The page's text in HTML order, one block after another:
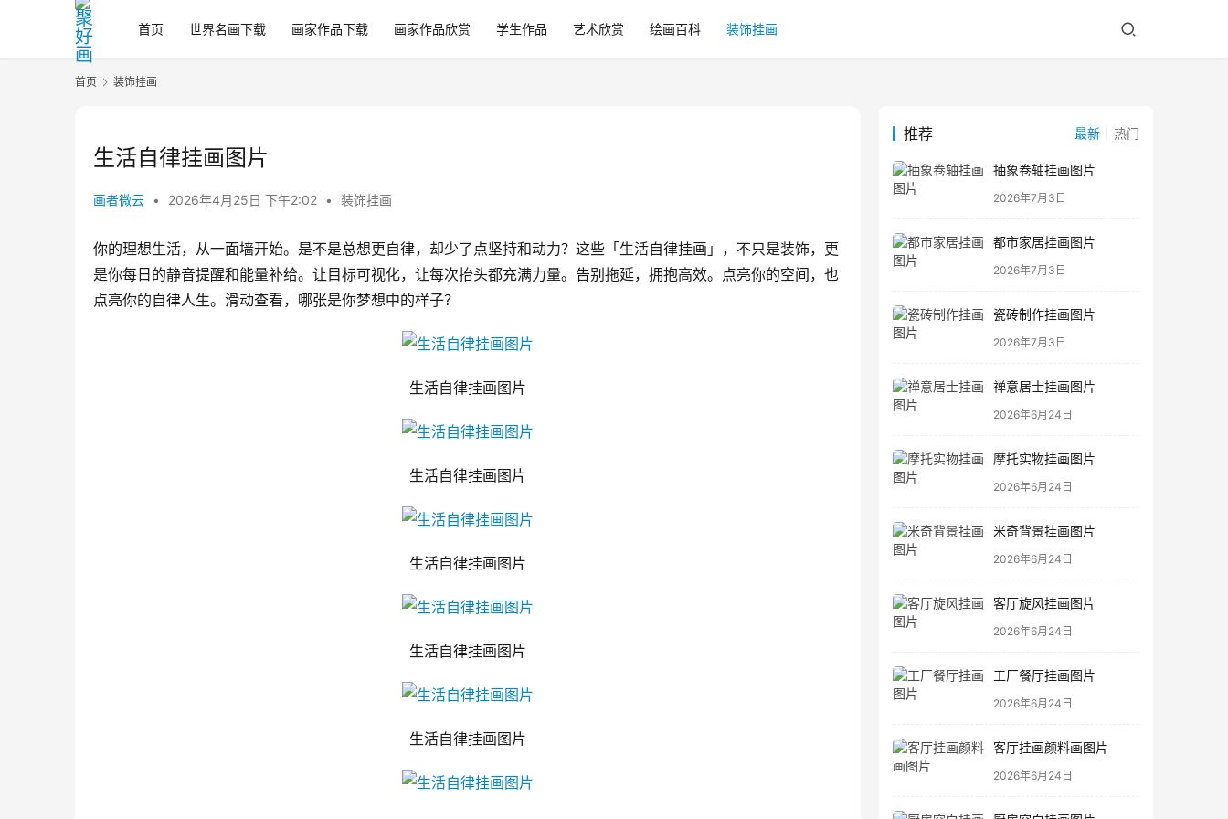
首页 世界名画下载 画家作品下载 画家作品欣赏 学生作品 艺术欣赏 绘画百科 装饰挂画
首页 装饰挂画
生活自律挂画图片
画者微云 • 2026年4月25日 下午2:02 • 装饰挂画
你的理想生活，从一面墙开始。是不是总想更自律，却少了点坚持和动力？这些「生活自律挂画」，不只是装饰，更
是你每日的静音提醒和能量补给。让目标可视化，让每次抬头都充满力量。告别拖延，拥抱高效。点亮你的空间，也
点亮你的自律人生。滑动查看，哪张是你梦想中的样子？
生活自律挂画图片
生活自律挂画图片
生活自律挂画图片
生活自律挂画图片
生活自律挂画图片
推荐 最新 热门
抽象卷轴挂画图片
2026年7月3日
都市家居挂画图片
2026年7月3日
瓷砖制作挂画图片
2026年7月3日
禅意居士挂画图片
2026年6月24日
摩托实物挂画图片
2026年6月24日
米奇背景挂画图片
2026年6月24日
客厅旋风挂画图片
2026年6月24日
工厂餐厅挂画图片
2026年6月24日
客厅挂画颜料画图片
2026年6月24日